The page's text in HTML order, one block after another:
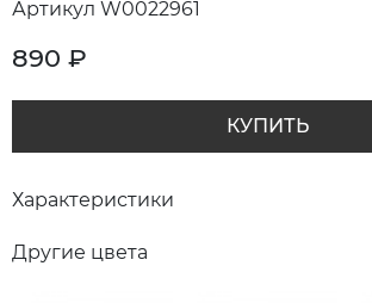
Артикул W0022961
890 ₽
КУПИТЬ
Характеристики
Другие цвета